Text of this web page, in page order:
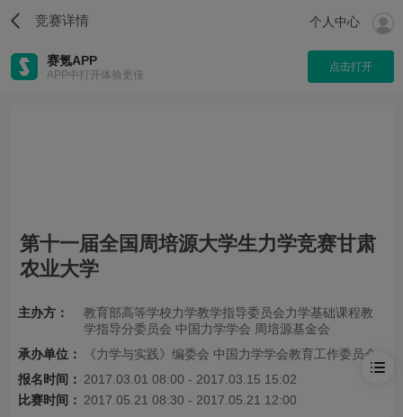
竞赛详情 个人中心
赛氪APP
APP中打开体验更佳
点击打开
第十一届全国周培源大学生力学竞赛甘肃
农业大学
主办方：
教育部高等学校力学教学指导委员会力学基础课程教
学指导分委员会 中国力学学会 周培源基金会
承办单位：
《力学与实践》编委会 中国力学学会教育工作委员会
报名时间： 2017.03.01 08:00 - 2017.03.15 15:02
比赛时间： 2017.05.21 08:30 - 2017.05.21 12:00